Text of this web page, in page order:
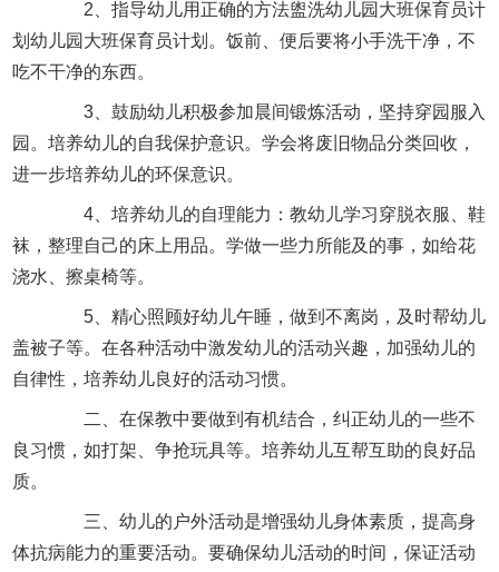
2、指导幼儿用正确的方法盥洗幼儿园大班保育员计
划幼儿园大班保育员计划。饭前、便后要将小手洗干净，不
吃不干净的东西。
3、鼓励幼儿积极参加晨间锻炼活动，坚持穿园服入
园。培养幼儿的自我保护意识。学会将废旧物品分类回收，
进一步培养幼儿的环保意识。
4、培养幼儿的自理能力：教幼儿学习穿脱衣服、鞋
袜，整理自己的床上用品。学做一些力所能及的事，如给花
浇水、擦桌椅等。
5、精心照顾好幼儿午睡，做到不离岗，及时帮幼儿
盖被子等。在各种活动中激发幼儿的活动兴趣，加强幼儿的
自律性，培养幼儿良好的活动习惯。
二、在保教中要做到有机结合，纠正幼儿的一些不
良习惯，如打架、争抢玩具等。培养幼儿互帮互助的良好品
质。
三、幼儿的户外活动是增强幼儿身体素质，提高身
体抗病能力的重要活动。要确保幼儿活动的时间，保证活动